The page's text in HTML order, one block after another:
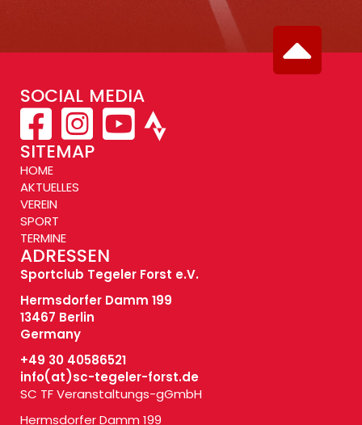
SOCIAL MEDIA
SITEMAP
HOME
AKTUELLES
VEREIN
SPORT
TERMINE
ADRESSEN
Sportclub Tegeler Forst e.V.
Hermsdorfer Damm 199
13467 Berlin
Germany
+49 30 40586521
info(at)sc-tegeler-forst.de
SC TF Veranstaltungs-gGmbH
Hermsdorfer Damm 199